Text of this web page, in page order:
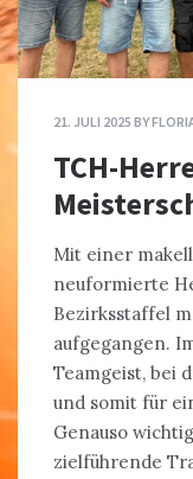
21. JULI 2025 BY
TCH-
Mit einer
neuformierte
Bezirksstaffel
aufgegangen.
Teamgeist, bei
und somit für
Genauso
zielführende